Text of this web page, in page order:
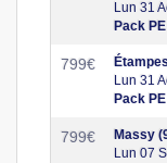
Lun 31
Pack
799€
Lun 31
Pack
799€
Massy
Lun 07